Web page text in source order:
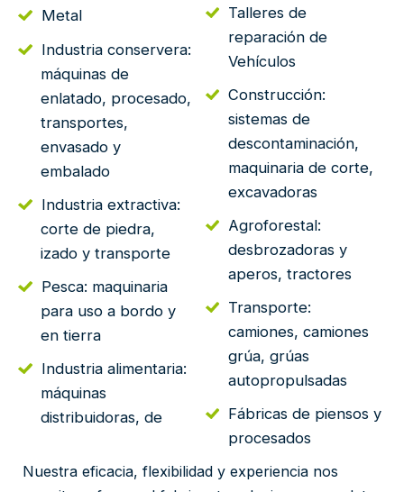
Metal
Industria conservera:
máquinas de
enlatado, procesado,
transportes,
envasado y
embalado
Industria extractiva:
corte de piedra,
izado y transporte
Pesca: maquinaria
para uso a bordo y
en tierra
Industria alimentaria:
máquinas
distribuidoras, de
Talleres de
reparación de
Vehículos
Construcción:
sistemas de
descontaminación,
maquinaria de corte,
excavadoras
Agroforestal:
desbrozadoras y
aperos, tractores
Transporte:
camiones, camiones
grúa, grúas
autopropulsadas
Fábricas de piensos y
procesados
Nuestra eficacia, flexibilidad y experiencia nos